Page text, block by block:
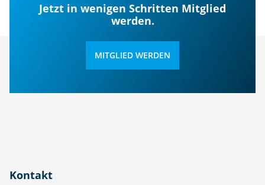
Jetzt in wenigen Schritten Mitglied
werden.
MITGLIED WERDEN
Kontakt